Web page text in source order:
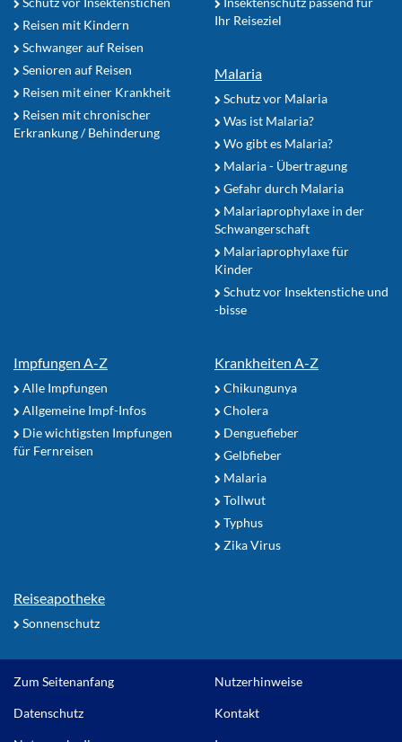
Reisen mit Kindern
Schwanger auf Reisen
Senioren auf Reisen
Reisen mit einer Krankheit
Reisen mit chronischer
Erkrankung / Behinderung
Ihr Reiseziel
Malaria
Schutz vor Malaria
Was ist Malaria?
Wo gibt es Malaria?
Malaria - Übertragung
Gefahr durch Malaria
Malariaprophylaxe in der
Schwangerschaft
Malariaprophylaxe für
Kinder
Schutz vor Insektenstiche und
-bisse
Impfungen A-Z
Alle Impfungen
Allgemeine Impf-Infos
Die wichtigsten Impfungen
für Fernreisen
Krankheiten A-Z
Chikungunya
Cholera
Denguefieber
Gelbfieber
Malaria
Tollwut
Typhus
Zika Virus
Reiseapotheke
Sonnenschutz
Zum Seitenanfang Nutzerhinweise
Datenschutz Kontakt